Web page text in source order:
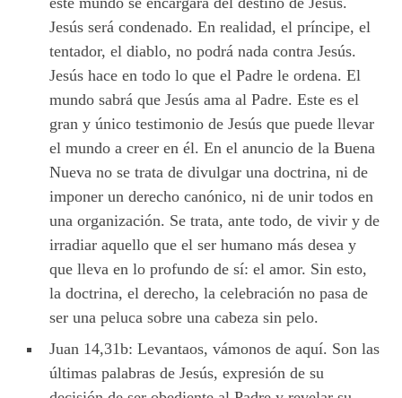
Jesús será condenado. En realidad, el príncipe, el
tentador, el diablo, no podrá nada contra Jesús.
Jesús hace en todo lo que el Padre le ordena. El
mundo sabrá que Jesús ama al Padre. Este es el
gran y único testimonio de Jesús que puede llevar
el mundo a creer en él. En el anuncio de la Buena
Nueva no se trata de divulgar una doctrina, ni de
imponer un derecho canónico, ni de unir todos en
una organización. Se trata, ante todo, de vivir y de
irradiar aquello que el ser humano más desea y
que lleva en lo profundo de sí: el amor. Sin esto,
la doctrina, el derecho, la celebración no pasa de
ser una peluca sobre una cabeza sin pelo.
Juan 14,31b: Levantaos, vámonos de aquí. Son las
últimas palabras de Jesús, expresión de su